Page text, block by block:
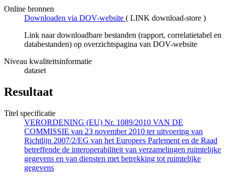
Online bronnen
Downloaden via DOV-website ( LINK download-store )
Link naar downloadbare bestanden (rapport, correlatietabel en
databestanden) op overzichtspagina van DOV-website
Niveau kwaliteitsinformatie
dataset
Resultaat
Titel specificatie
VERORDENING (EU) Nr. 1089/2010 VAN DE
COMMISSIE van 23 november 2010 ter uitvoering van
Richtlijn 2007/2/EG van het Europees Parlement en de Raad
betreffende de interoperabiliteit van verzamelingen ruimtelijke
gegevens en van diensten met betrekking tot ruimtelijke
gegevens